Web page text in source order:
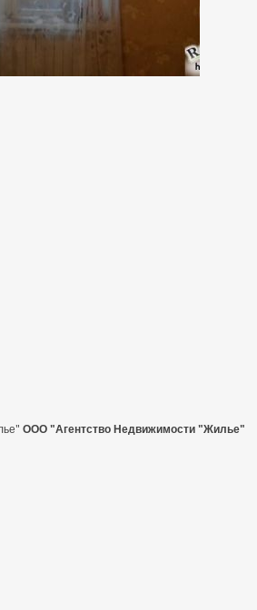
ООО "Агентство Недвижимости "Жилье"